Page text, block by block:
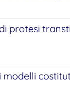
protesi